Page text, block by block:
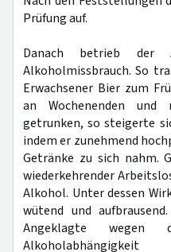
Prüfung auf.
Danach betrieb der
Alkoholmissbrauch. So
Erwachsener Bier zum
an Wochenenden und
getrunken, so steigerte
indem er zunehmend
Getränke zu sich nahm.
wiederkehrender
Alkohol. Unter dessen
wütend und
Angeklagte wegen